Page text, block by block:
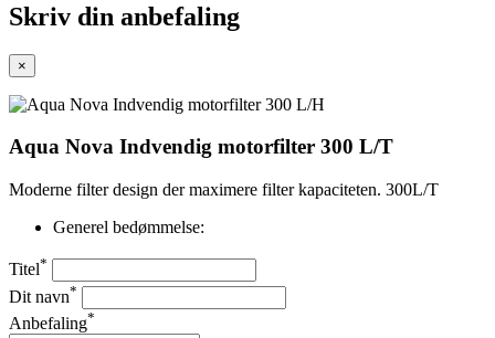
Skriv din anbefaling
×
Aqua Nova Indvendig motorfilter 300 L/T
Moderne filter design der maximere filter kapaciteten. 300L/T
Generel bedømmelse:
Titel*
Dit navn*
Anbefaling*